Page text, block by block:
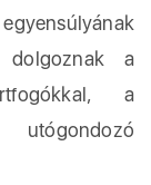
dolgoznak a
a